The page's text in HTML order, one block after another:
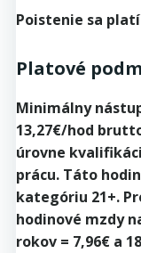
Poistenie sa
Platové
Minimálny
13,27€/hod
úrovne
prácu. Táto
kategóriu 21+.
hodinové mzdy
rokov = 7,96€ a